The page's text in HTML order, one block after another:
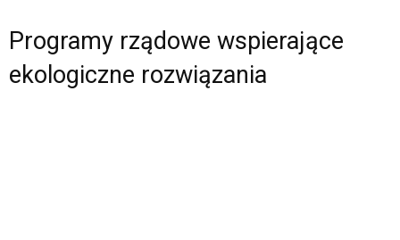
Programy rządowe wspierające
ekologiczne rozwiązania